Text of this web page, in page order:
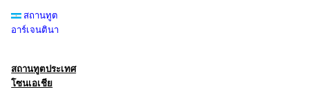
สถานทูต
อาร์เจนตินา
สถานทูตประเทศ
โซนเอเชีย